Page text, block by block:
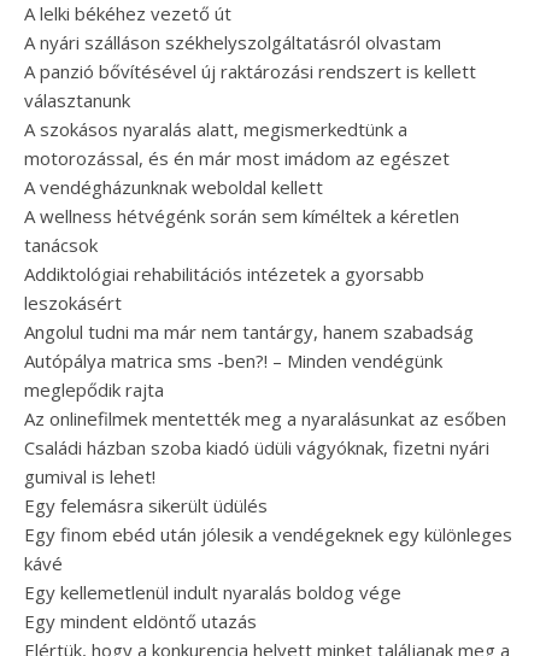
A lelki békéhez vezető út
A nyári szálláson székhelyszolgáltatásról olvastam
A panzió bővítésével új raktározási rendszert is kellett
választanunk
A szokásos nyaralás alatt, megismerkedtünk a
motorozással, és én már most imádom az egészet
A vendégházunknak weboldal kellett
A wellness hétvégénk során sem kíméltek a kéretlen
tanácsok
Addiktológiai rehabilitációs intézetek a gyorsabb
leszokásért
Angolul tudni ma már nem tantárgy, hanem szabadság
Autópálya matrica sms -ben?! – Minden vendégünk
meglepődik rajta
Az onlinefilmek mentették meg a nyaralásunkat az esőben
Családi házban szoba kiadó üdüli vágyóknak, fizetni nyári
gumival is lehet!
Egy felemásra sikerült üdülés
Egy finom ebéd után jólesik a vendégeknek egy különleges
kávé
Egy kellemetlenül indult nyaralás boldog vége
Egy mindent eldöntő utazás
Elértük, hogy a konkurencia helyett minket találjanak meg a